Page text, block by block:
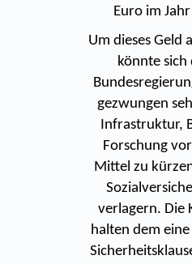
Euro im
Um dieses Geld
könnte sich
gezwungen
Infrastruktur,
Forschung
Mittel zu
verlagern. Die
halten dem